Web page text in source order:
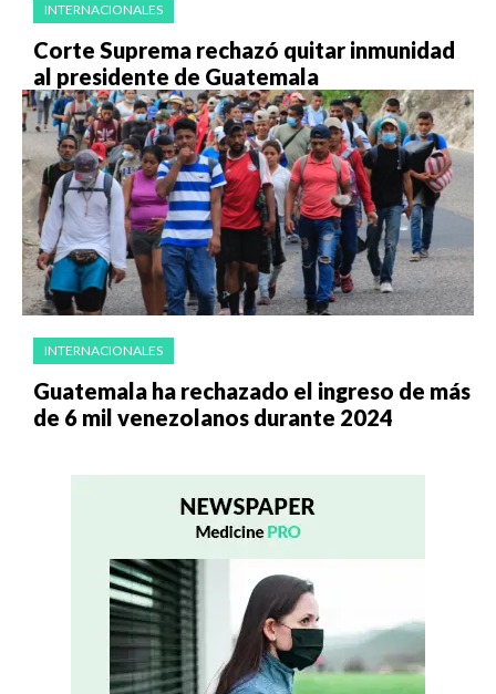
INTERNACIONALES
Corte Suprema rechazó quitar inmunidad
al presidente de Guatemala
INTERNACIONALES
Guatemala ha rechazado el ingreso de más
de 6 mil venezolanos durante 2024